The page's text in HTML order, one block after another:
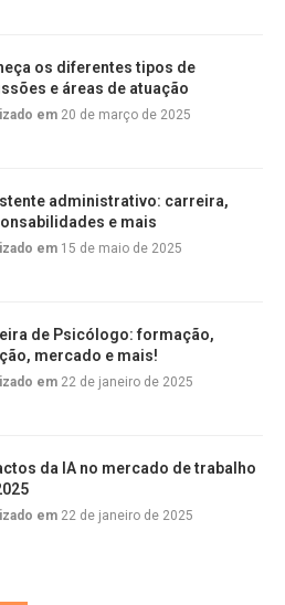
os diferentes tipos de
e áreas de atuação
em 20 de março de 2025
administrativo: carreira,
e mais
em 15 de maio de 2025
de Psicólogo: formação,
mercado e mais!
em 22 de janeiro de 2025
da IA no mercado de trabalho
em 22 de janeiro de 2025